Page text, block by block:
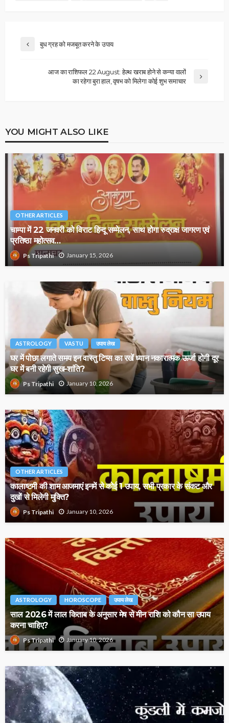
बुध ग्रह को मजबूत करने के उपाय
आज का राशिफल 22 August: हेल्‍थ खराब होने से कन्‍या वालों
का रहेगा बुरा हाल, वृषभ को मिलेगा कोई शुभ समाचार
YOU MIGHT ALSO LIKE
OTHER ARTICLES
चाम्पा में 22 जनवरी को विराट हिन्दू सम्मेलन, साथ होगा रुद्राक्ष जागरण एवं
प्रतिष्ठा महोत्सव…
Ps Tripathi January 15, 2026
ASTROLOGY VASTU उपाय लेख
घर में पोछा लगाते समय इन वास्तु टिप्स का रखें ध्यान नकारात्मक ऊर्जा होगी दूर
घर में बनी रहेगी सुख-शांति?
Ps Tripathi January 10, 2026
OTHER ARTICLES
कालाष्टमी की शाम आजमाएं इनमें से कोई 1 उपाय, सभी प्रकार के संकट और
दुखों से मिलेगी मुक्ति?
Ps Tripathi January 10, 2026
ASTROLOGY HOROSCOPE उपाय लेख
साल 2026 में लाल किताब के अनुसार मेष से मीन राशि को कौन सा उपाय
करना चाहिए?
Ps Tripathi January 10, 2026